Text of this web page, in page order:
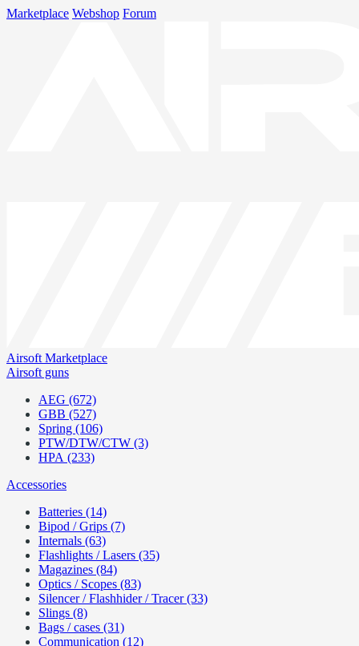
Marketplace Webshop Forum
Airsoft Marketplace
Airsoft guns
AEG (672)
GBB (527)
Spring (106)
PTW/DTW/CTW (3)
HPA (233)
Accessories
Batteries (14)
Bipod / Grips (7)
Internals (63)
Flashlights / Lasers (35)
Magazines (84)
Optics / Scopes (83)
Silencer / Flashhider / Tracer (33)
Slings (8)
Bags / cases (31)
Communication (12)